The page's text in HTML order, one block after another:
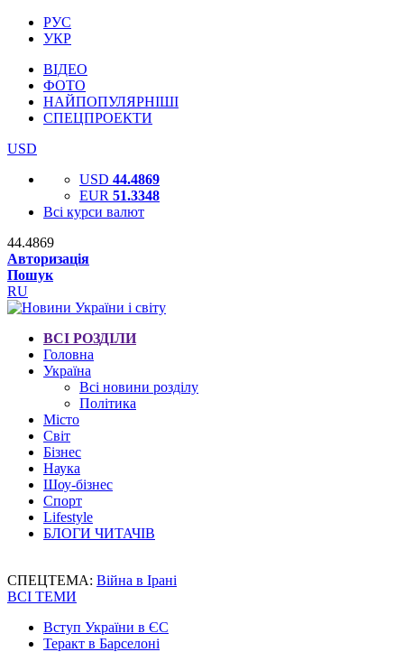
РУС
УКР
ВІДЕО
ФОТО
НАЙПОПУЛЯРНІШІ
СПЕЦПРОЕКТИ
USD
USD 44.4869
EUR 51.3348
Всі курси валют
44.4869
Авторизація
Пошук
RU
ВСІ РОЗДІЛИ
Головна
Україна
Всі новини розділу
Політика
Місто
Світ
Бізнес
Наука
Шоу-бізнес
Спорт
Lifestyle
БЛОГИ ЧИТАЧІВ
СПЕЦТЕМА: Війна в Ірані
ВСІ ТЕМИ
Вступ України в ЄС
Теракт в Барселоні